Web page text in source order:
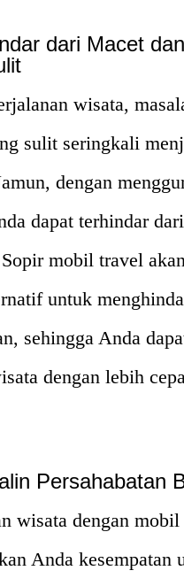
dari Macet
wisata,
sulit seringkali
dengan
dapat terhindar
mobil travel
untuk
sehingga Anda
dengan lebih
Persahabatan
wisata dengan
Anda kesempatan